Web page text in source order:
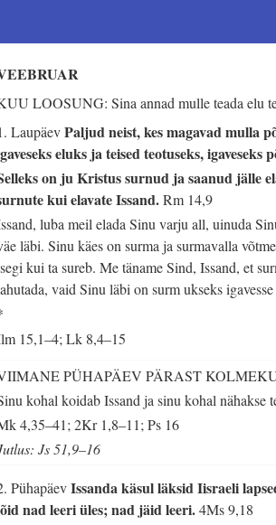
LOOSUNG: Sina annad mulle teada elu
LaupäevPaljud neist, kes magavad mulla
eluks ja teised teotuseks, igaveseks
on ju Kristus surnud ja saanud jälle
kui elavate Issand.Rm 14,9
luba meil elada Sinu varju all, uinuda
läbi. Sinu käes on surma ja surmavalla
kui ta sureb. Me täname Sind, Issand, et
vaid Sinu läbi on surm ukseks
15,1–4; Lk 8,4–15
PÜHAPÄEV PÄRAST
kohal koidab Issand ja sinu kohal nähakse
4,35–41; 2Kr 1,8–11; Ps 16
Js 51,9–16
PühapäevIssanda käsul läksid Iisraeli
nad leeri üles; nad jäid leeri.4Ms 9,18